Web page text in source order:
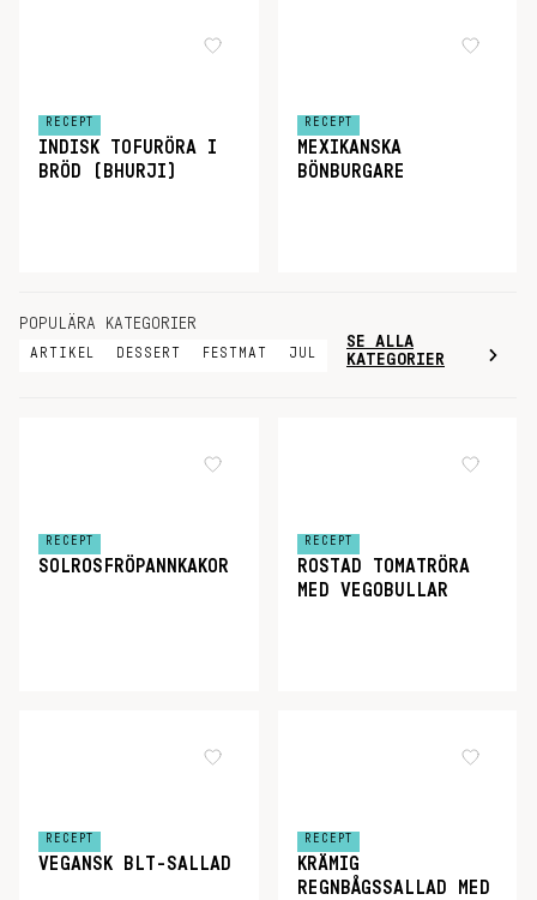
RECEPT
INDISK TOFURÖRA I
BRÖD (BHURJI)
RECEPT
MEXIKANSKA
BÖNBURGARE
POPULÄRA KATEGORIER
ARTIKEL DESSERT FESTMAT JUL
SE ALLA
KATEGORIER
RECEPT
SOLROSFRÖPANNKAKOR
RECEPT
ROSTAD TOMATRÖRA
MED VEGOBULLAR
RECEPT
VEGANSK BLT-SALLAD
RECEPT
KRÄMIG
REGNBÅGSSALLAD MED